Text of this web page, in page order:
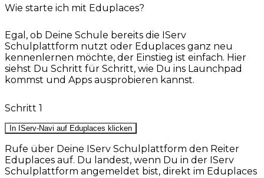
Wie starte ich mit Eduplaces?
Egal, ob Deine Schule bereits die IServ
Schulplattform nutzt oder Eduplaces ganz neu
kennenlernen möchte, der Einstieg ist einfach. Hier
siehst Du Schritt für Schritt, wie Du ins Launchpad
kommst und Apps ausprobieren kannst.
Schritt 1
In IServ-Navi auf Eduplaces klicken
Rufe über Deine IServ Schulplattform den Reiter
Eduplaces auf. Du landest, wenn Du in der IServ
Schulplattform angemeldet bist, direkt im Eduplaces